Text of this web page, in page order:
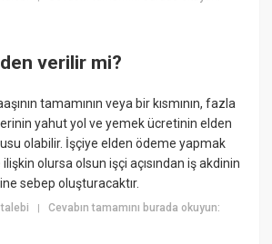
verilir mi?
tamamının veya bir kısmının, fazla
yahut yol ve yemek ücretinin elden
olabilir. İşçiye elden ödeme yapmak
olursa olsun işçi açısından iş akdinin
sebep oluşturacaktır.
talebi |Cevabın tamamını burada okuyun: